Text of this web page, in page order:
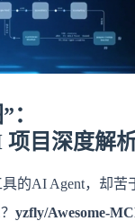
项目深度解
的AI Agent，却苦
yzfly/Awesome-